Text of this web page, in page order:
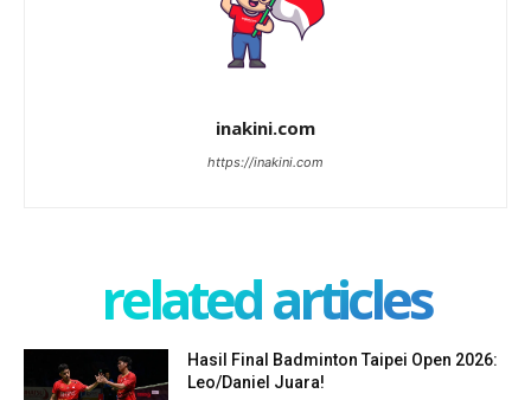
inakini.com
https://inakini.com
related articles
Hasil Final Badminton Taipei Open 2026:
Leo/Daniel Juara!